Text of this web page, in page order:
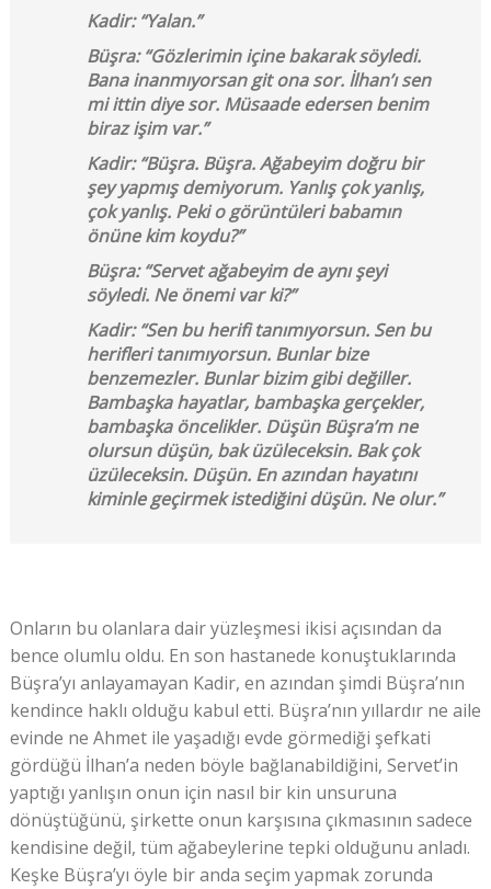
Kadir: “Yalan.”
Büşra: “Gözlerimin içine bakarak söyledi.
Bana inanmıyorsan git ona sor. İlhan’ı sen
mi ittin diye sor. Müsaade edersen benim
biraz işim var.”
Kadir: “Büşra. Büşra. Ağabeyim doğru bir
şey yapmış demiyorum. Yanlış çok yanlış,
çok yanlış. Peki o görüntüleri babamın
önüne kim koydu?”
Büşra: “Servet ağabeyim de aynı şeyi
söyledi. Ne önemi var ki?”
Kadir: “Sen bu herifi tanımıyorsun. Sen bu
herifleri tanımıyorsun. Bunlar bize
benzemezler. Bunlar bizim gibi değiller.
Bambaşka hayatlar, bambaşka gerçekler,
bambaşka öncelikler. Düşün Büşra’m ne
olursun düşün, bak üzüleceksin. Bak çok
üzüleceksin. Düşün. En azından hayatını
kiminle geçirmek istediğini düşün. Ne olur.”
Onların bu olanlara dair yüzleşmesi ikisi açısından da
bence olumlu oldu. En son hastanede konuştuklarında
Büşra’yı anlayamayan Kadir, en azından şimdi Büşra’nın
kendince haklı olduğu kabul etti. Büşra’nın yıllardır ne aile
evinde ne Ahmet ile yaşadığı evde görmediği şefkati
gördüğü İlhan’a neden böyle bağlanabildiğini, Servet’in
yaptığı yanlışın onun için nasıl bir kin unsuruna
dönüştüğünü, şirkette onun karşısına çıkmasının sadece
kendisine değil, tüm ağabeylerine tepki olduğunu anladı.
Keşke Büşra’yı öyle bir anda seçim yapmak zorunda